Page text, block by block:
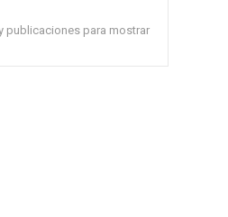
publicaciones para mostrar